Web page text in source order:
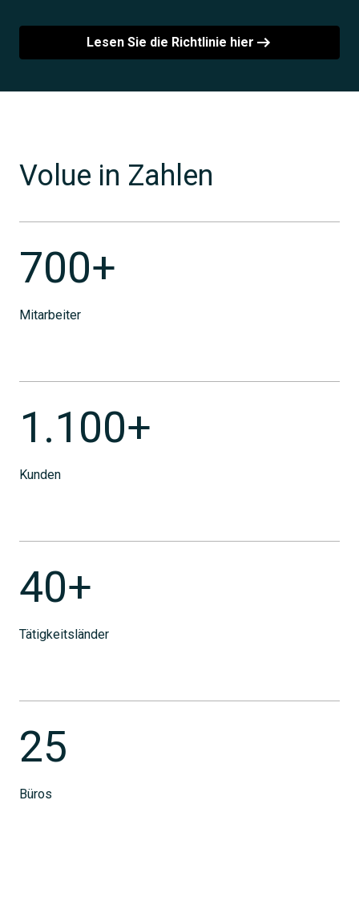
Lesen Sie die Richtlinie hier
Volue in Zahlen
700+
Mitarbeiter
1.100+
Kunden
40+
Tätigkeitsländer
25
Büros